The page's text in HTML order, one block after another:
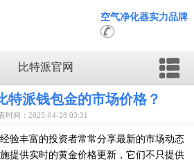
空气净化器实力品牌
比特派官网
特派钱包金的市场价格？
时间：2025-04-28 03:31
验丰富的投资者常常分享最新的市场动态
提供实时的黄金价格更新，它们不只提供